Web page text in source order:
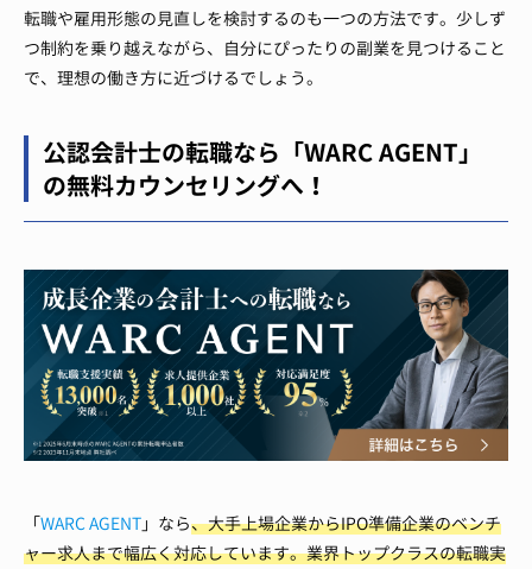
転職や雇用形態の見直しを検討するのも一つの方法です。少しず
つ制約を乗り越えながら、自分にぴったりの副業を見つけること
で、理想の働き方に近づけるでしょう。
公認会計士の転職なら「WARC AGENT」
の無料カウンセリングへ！
「WARC AGENT 」なら、大手上場企業からIPO準備企業のベンチ
ャー求人まで幅広く対応しています。業界トップクラスの転職実